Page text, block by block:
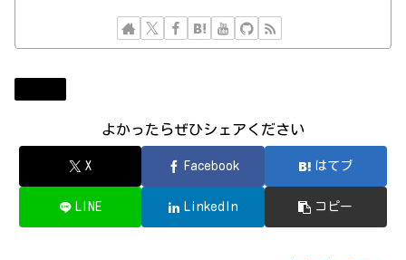
よかったらぜひシェアください
X Facebook はてブ
LINE LinkedIn コピー